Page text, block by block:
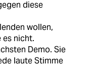
diese
wollen,
es nicht.
Demo. Sie
laute Stimme